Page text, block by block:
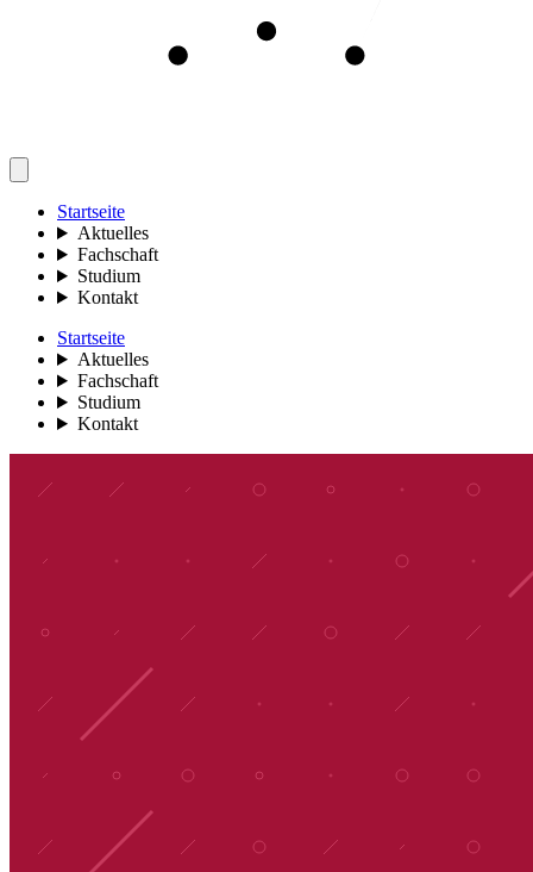
Startseite
Aktuelles
Fachschaft
Studium
Kontakt
Startseite
Aktuelles
Fachschaft
Studium
Kontakt